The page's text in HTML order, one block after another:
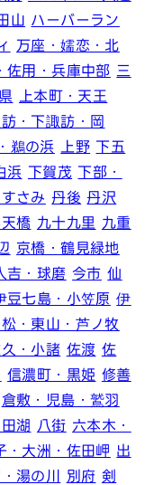
山 ハーバーラン
万座・嬬恋・北
佐用・兵庫中部 三
上本町・天王
訪・下諏訪・岡
鵜の浜 上野 下五
浜 下賀茂 下部・
さみ 丹後 丹沢
橋 九十九里 九重
京橋・鶴見緑地
吉・球磨 今市 仙
豆七島・小笠原 伊
・東山・芦ノ牧
・小諸 佐渡 佐
信濃町・黒姫 修善
倉敷・児島・鷲羽
湖 八街 六本木・
・大洲・佐田岬 出
湯の川 別府 剣